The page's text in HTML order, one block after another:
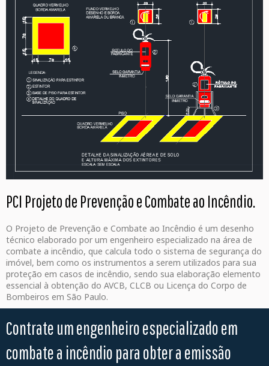
PCI Projeto de Prevenção e Combate ao Incêndio.
O Projeto de Prevenção e Combate ao Incêndio é um desenho
técnico elaborado por um engenheiro especializado na área de
combate a incêndio, que calcula todo o sistema de segurança do
imóvel, bem como os instrumentos a serem utilizados para sua
proteção em casos de incêndio, sendo sua elaboração elemento
essencial à obtenção do AVCB, CLCB ou Licença do Corpo de
Bombeiros em São Paulo.
Contrate um engenheiro especializado em
combate a incêndio para obter a emissão